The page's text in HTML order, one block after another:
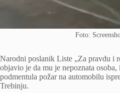
Foto:
Narodni poslanik Liste „Za pravdu i
objavio je da mu je nepoznata
podmentula požar na automobilu
Trebinju.